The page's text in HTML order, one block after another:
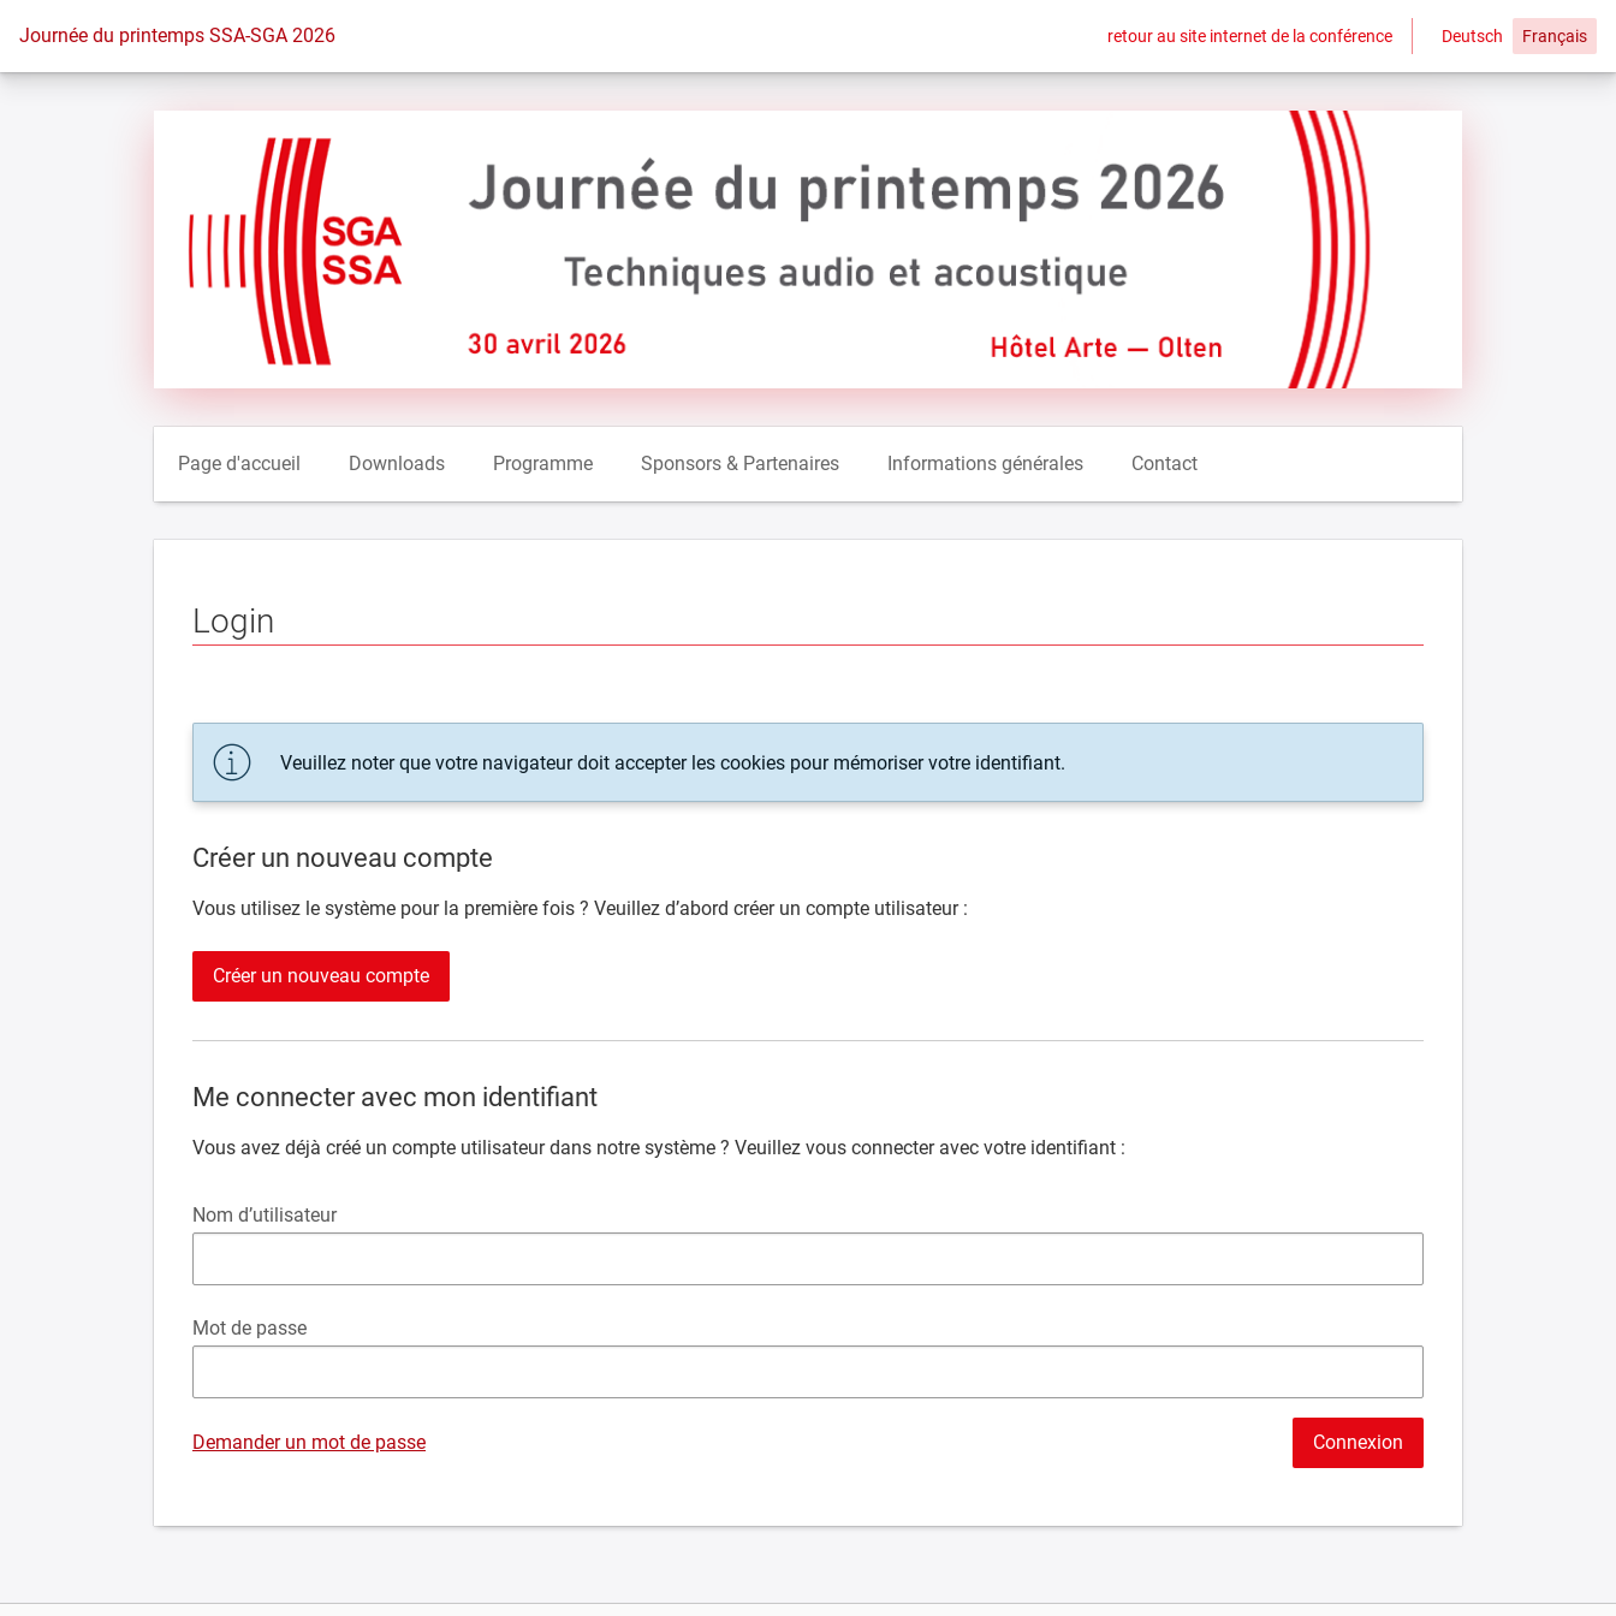
Vers la page d'accueil
Journée du printemps SSA-SGA 2026 retour au site internet de la conférence Deutsch Français
Page d'accueil Downloads Programme Sponsors & Partenaires Informations générales Contact
Login
Veuillez noter que votre navigateur doit accepter les cookies pour mémoriser votre identifiant.
Créer un nouveau compte
Vous utilisez le système pour la première fois ? Veuillez d’abord créer un compte utilisateur :
Créer un nouveau compte
Me connecter avec mon identifiant
Vous avez déjà créé un compte utilisateur dans notre système ? Veuillez vous connecter avec votre identifiant :
Nom d’utilisateur
Mot de passe
Demander un mot de passe